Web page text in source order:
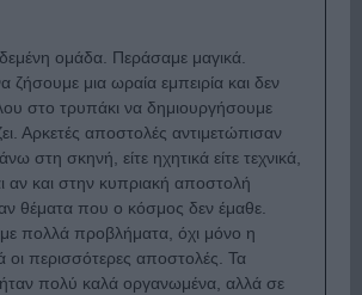
ομάδα. Περάσαμε μαγικά.
ζήσουμε μια ωραία εμπειρία και δεν
στο τρυπάκι να δημιουργήσουμε
Αρκετές αποστολές αντιμετώπισαν
στη σκηνή, είτε ηχητικά είτε τεχνικά,
αν και στην κυπριακή αποστολή
θέματα που ο κόσμος δεν έμαθε.
πολλά προβλήματα, όχι μόνο η
οι περισσότερες αποστολές. Τα
ήταν πολύ καλά οργανωμένα, αλλά σε